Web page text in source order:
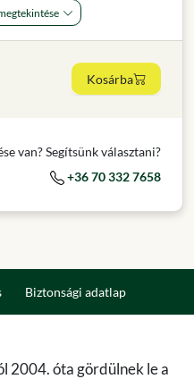
Kosárba
van? Segítsünk választani?
+36 70 332 7658
Biztonsági adatlap
2004. óta gördülnek le a